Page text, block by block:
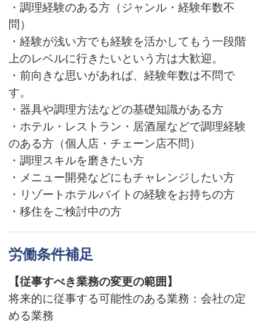
・調理経験のある方（ジャンル・経験年数不
問）
・経験が浅い方でも経験を活かしてもう一段階
上のレベルに行きたいという方は大歓迎。
・前向きな思いがあれば、経験年数は不問で
す。
・器具や調理方法などの基礎知識がある方
・ホテル・レストラン・居酒屋などで調理経験
のある方（個人店・チェーン店不問）
・調理スキルを磨きたい方
・メニュー開発などにもチャレンジしたい方
・リゾートホテルバイトの経験をお持ちの方
・移住をご検討中の方
労働条件補足
【従事すべき業務の変更の範囲】
将来的に従事する可能性のある業務：会社の定
める業務